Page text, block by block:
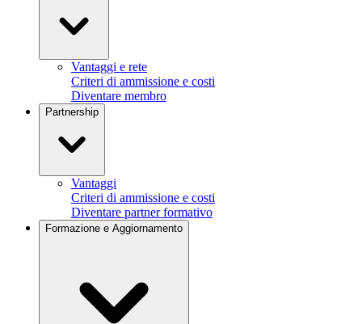
Vantaggi e rete
Criteri di ammissione e costi
Diventare membro
Partnership
Vantaggi
Criteri di ammissione e costi
Diventare partner formativo
Formazione e Aggiornamento